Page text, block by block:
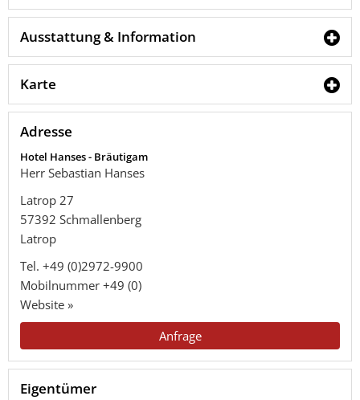
Ausstattung & Information
Karte
Adresse
Hotel Hanses - Bräutigam
Herr Sebastian Hanses
Latrop 27
57392 Schmallenberg
Latrop
Tel. +49 (0)2972-9900
Mobilnummer +49 (0)
Website »
Anfrage
Eigentümer